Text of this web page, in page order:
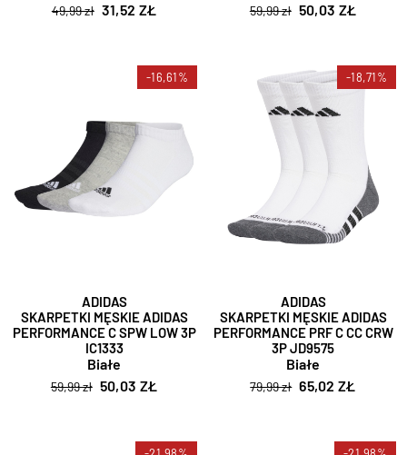
49,99 zł 31,52 ZŁ 59,99 zł 50,03 ZŁ
-16,61%
ADIDAS
SKARPETKI MĘSKIE ADIDAS
PERFORMANCE C SPW LOW 3P
IC1333
Białe
59,99 zł 50,03 ZŁ
-18,71%
ADIDAS
SKARPETKI MĘSKIE ADIDAS
PERFORMANCE PRF C CC CRW
3P JD9575
Białe
79,99 zł 65,02 ZŁ